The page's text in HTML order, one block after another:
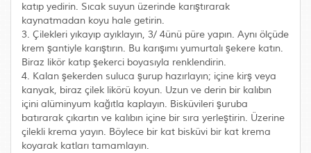
katıp yedirin. Sıcak suyun üzerinde karıştırarak
kaynatmadan koyu hale getirin.
3. Çilekleri yıkayıp ayıklayın, 3/ 4ünü püre yapın. Aynı ölçüde
krem şantiyle karıştırın. Bu karışımı yumurtalı şekere katın.
Biraz likör katıp şekerci boyasıyla renklendirin.
4. Kalan şekerden suluca şurup hazırlayın; içine kirş veya
kanyak, biraz çilek likörü koyun. Uzun ve derin bir kalıbın
içini alüminyum kağıtla kaplayın. Bisküvileri şuruba
batırarak çıkartın ve kalıbın içine bir sıra yerleştirin. Üzerine
çilekli krema yayın. Böylece bir kat bisküvi bir kat krema
koyarak katları tamamlayın.